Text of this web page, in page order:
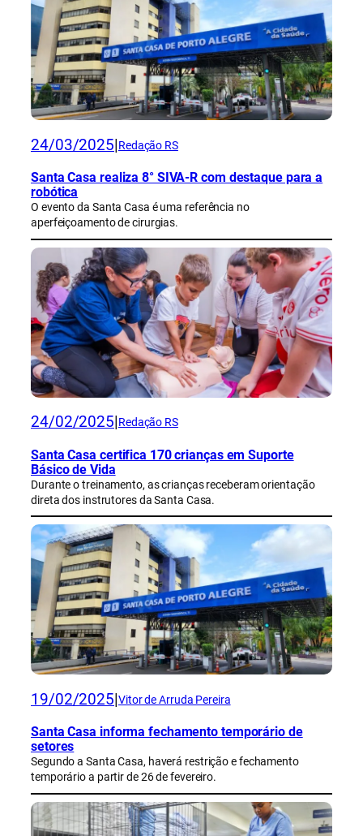
24/03/2025 Redação RS
Santa Casa realiza 8° SIVA-R com destaque para a
robótica
O evento da Santa Casa é uma referência no
aperfeiçoamento de cirurgias.
24/02/2025 Redação RS
Santa Casa certifica 170 crianças em Suporte
Básico de Vida
Durante o treinamento, as crianças receberam orientação
direta dos instrutores da Santa Casa.
19/02/2025 Vitor de Arruda Pereira
Santa Casa informa fechamento temporário de
setores
Segundo a Santa Casa, haverá restrição e fechamento
temporário a partir de 26 de fevereiro.